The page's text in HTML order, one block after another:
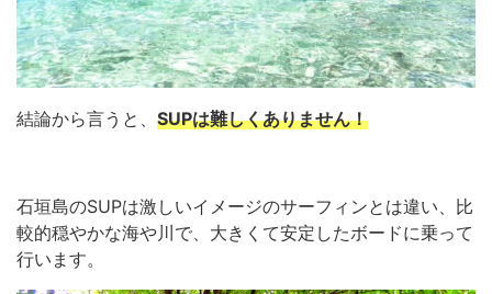
結論から言うと、 SUPは難しくありません！
石垣島のSUPは激しいイメージのサーフィンとは違い、比
較的穏やかな海や川で、大きくて安定したボードに乗って
行います。